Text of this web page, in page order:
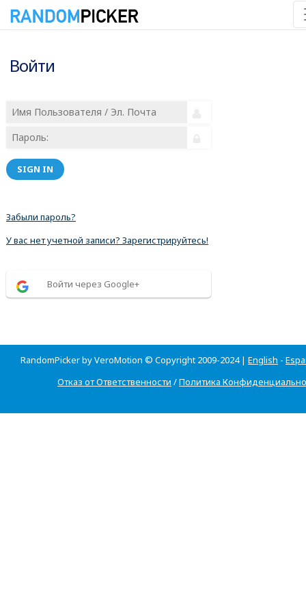
Войти
SIGN IN
Забыли пароль?
У вас нет учетной записи? Зарегистрируйтесь!
Войти через Google+
RandomPicker by VeroMotion © Copyright 2009-2024 | English -
Отказ от Ответственности /Политика